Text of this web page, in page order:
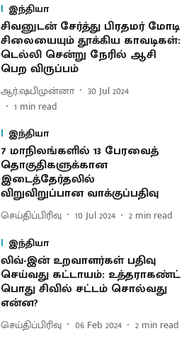
இந்தியா
சிவனுடன் சேர்த்து பிரதமர் மோடி
சிலையையும் தூக்கிய காவடிகள்:
டெல்லி சென்று நேரில் ஆசி
பெற விருப்பம்
ஆர்.ஷபிமுன்னா
30 Jul 2024
1 min read
இந்தியா
7 மாநிலங்களில் 13 பேரவைத்
தொகுதிகளுக்கான
இடைத்தேர்தலில்
விறுவிறுப்பான வாக்குப்பதிவு
செய்திப்பிரிவு 10 Jul 2024 2 min read
இந்தியா
லிவ்-இன் உறவாளர்கள் பதிவு
செய்வது கட்டாயம்: உத்தராகண்ட்
பொது சிவில் சட்டம் சொல்வது
என்ன?
செய்திப்பிரிவு 06 Feb 2024 2 min read